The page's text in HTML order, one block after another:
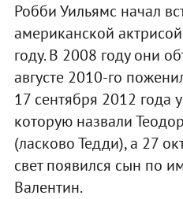
Робби Уильямс начал
американской
году. В 2008 году они
августе 2010-го
17 сентября 2012 года
которую назвали
(ласково Тедди), а 27
свет появился сын по
Валентин.